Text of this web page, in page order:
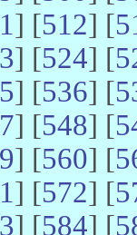
] [512] [
] [524] [
] [536] [
] [548] [
] [560] [
] [572] [
] [584] [